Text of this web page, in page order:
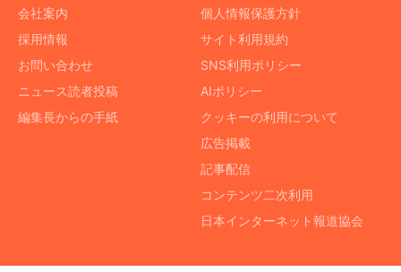
会社案内
採用情報
お問い合わせ
ニュース読者投稿
編集長からの手紙
個人情報保護方針
サイト利用規約
SNS利用ポリシー
AIポリシー
クッキーの利用について
広告掲載
記事配信
コンテンツ二次利用
日本インターネット報道協会